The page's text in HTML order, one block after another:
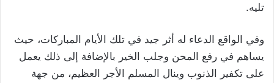
تليه.
وفي الواقع الدعاء له أثر جيد في تلك الأيام المباركات، حيث
يساهم في رفع المحن وجلب الخير بالإضافة إلى ذلك يعمل
على تكفير الذنوب وينال المسلم الأجر العظيم، من جهة